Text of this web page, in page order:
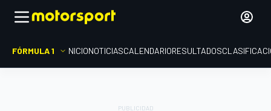
FÓRMULA 1 INICIONOTICIASCALENDARIORESULTADOS